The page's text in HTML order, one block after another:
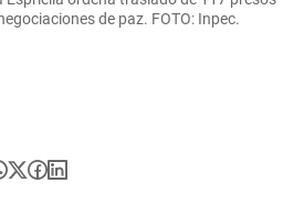
de paz. FOTO: Inpec.